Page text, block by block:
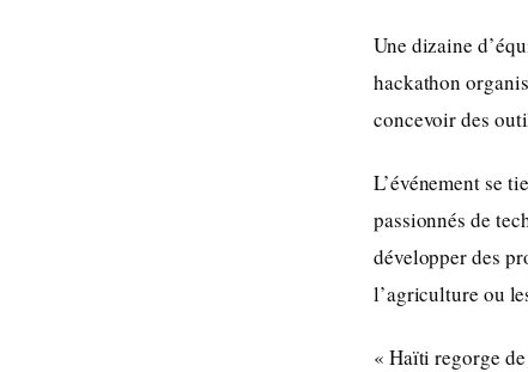
Une dizaine
hackathon
concevoir des
L’événement se
passionnés de
développer des
l’agriculture ou
« Haïti regorge